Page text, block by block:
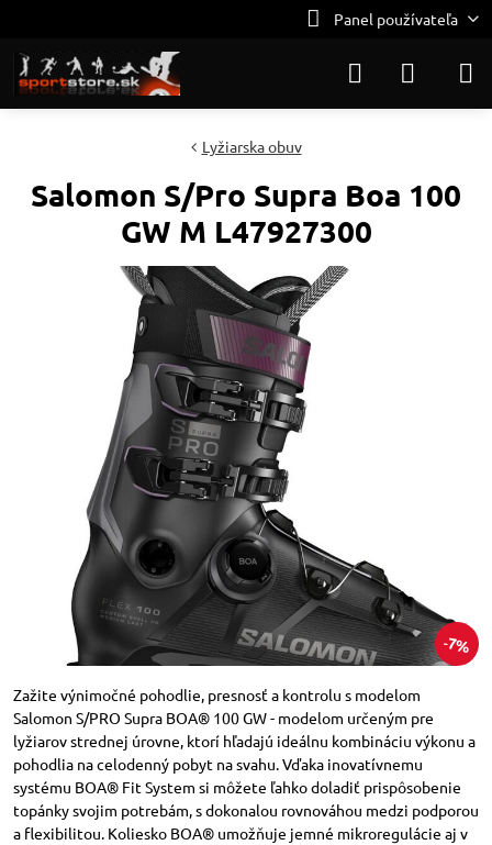
Panel používateľa
7%
Lyžiarska obuv
Salomon S/Pro Supra Boa 100
GW M L47927300
Zažite výnimočné pohodlie, presnosť a kontrolu s modelom
Salomon S/PRO Supra BOA® 100 GW - modelom určeným pre
lyžiarov strednej úrovne, ktorí hľadajú ideálnu kombináciu výkonu a
pohodlia na celodenný pobyt na svahu. Vďaka inovatívnemu
systému BOA® Fit System si môžete ľahko doladiť prispôsobenie
topánky svojim potrebám, s dokonalou rovnováhou medzi podporou
a flexibilitou. Koliesko BOA® umožňuje jemné mikroregulácie aj v